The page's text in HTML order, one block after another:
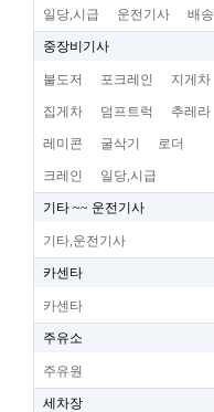
일당,시급 운전기사 배송
중장비기사
불도저 포크레인 지게차
집게차 덤프트럭 추레라
레미콘 굴삭기 로더
크레인 일당,시급
기타 ~~ 운전기사
기타,운전기사
카센타
카센타
주유소
주유원
세차장